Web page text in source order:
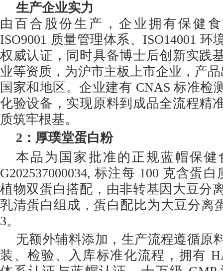
生产企业实力
由百合股份生产，企业拥有保健
ISO9001 质量管理体系、ISO14001 环
权威认证，同时具备博士后创新实践
业等资质，为沪市主板上市企业，产
国家和地区。企业建有 CNAS 标准检
化验设备，实现原料到成品全流程精
质筑牢根基。
2 ：厚璞堂蛋白粉
本品为国家批准的正规蓝帽保健
G202537000034, 标注每 100 克含蛋
植物双蛋白搭配，由非转基因大豆分
乳清蛋白组成，蛋白配比为大豆分离
3。
无额外辅料添加，生产流程遵循原
装、检验、入库标准化流程，拥有